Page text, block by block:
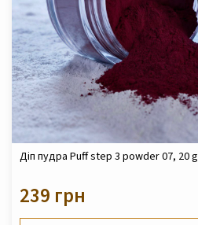
Діп пудра Puff step 3 powder 07, 20 g
239 грн